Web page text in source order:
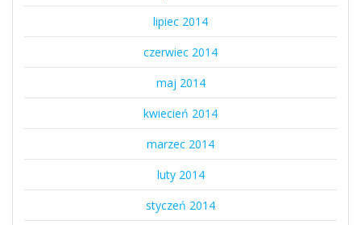
lipiec 2014
czerwiec 2014
maj 2014
kwiecień 2014
marzec 2014
luty 2014
styczeń 2014